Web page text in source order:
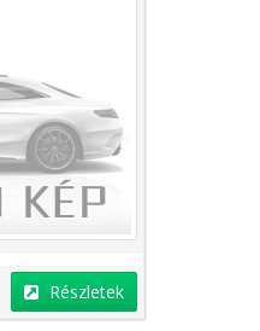
Részletek